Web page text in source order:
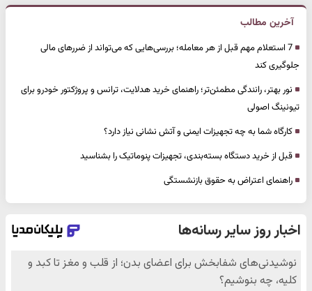
آخرین مطالب
7 استعلام مهم قبل از هر معامله؛ بررسی‌هایی که می‌تواند از ضررهای مالی
جلوگیری کند
نور بهتر، رانندگی مطمئن‌تر؛ راهنمای خرید هدلایت، ترانس و پروژکتور خودرو برای
تیونینگ اصولی
کارگاه شما به چه تجهیزات ایمنی و آتش نشانی نیاز دارد؟
قبل از خرید دستگاه بسته‌بندی، تجهیزات پنوماتیک را بشناسید
راهنمای اعتراض به حقوق بازنشستگی